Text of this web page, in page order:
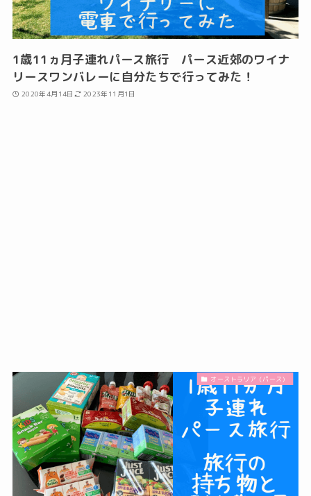
1歳11ヵ月子連れパース旅行 パース近郊のワイナ
リースワンバレーに自分たちで行ってみた！
2020年4月14日 2023年11月1日
オーストラリア（パース）